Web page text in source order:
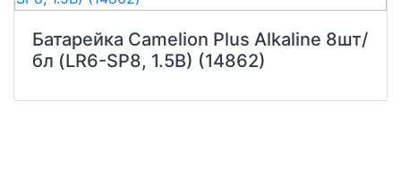
Батарейка Camelion Plus Alkaline 8шт/
бл (LR6-SP8, 1.5В) (14862)